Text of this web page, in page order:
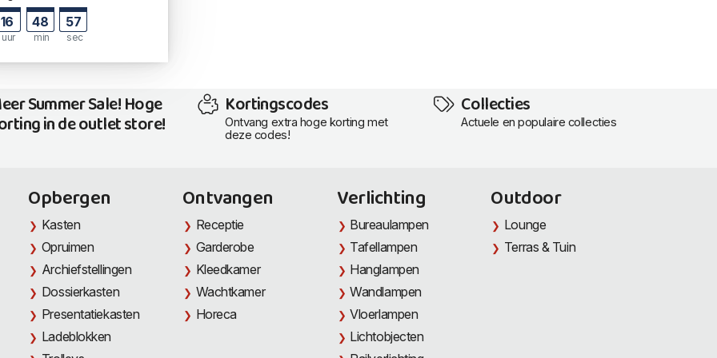
16
uur
48
min
56
sec
Summer Sale! Hoge
in de outlet store!
Kortingscodes
Ontvang extra hoge korting met
deze codes!
Collecties
Actuele en populaire collecties
Opbergen
Kasten
Opruimen
Archiefstellingen
Dossierkasten
Presentatiekasten
Ladeblokken
Ontvangen
Receptie
Garderobe
Kleedkamer
Wachtkamer
Horeca
Verlichting
Bureaulampen
Tafellampen
Hanglampen
Wandlampen
Vloerlampen
Lichtobjecten
Outdoor
Lounge
Terras & Tuin